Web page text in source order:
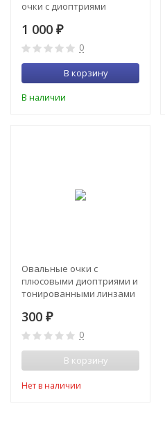
очки с диоптриями
1 000 ₽
0
В корзину
В наличии
Овальные очки с
плюсовыми диоптриями и
тонированными линзами
300 ₽
0
В корзину
Нет в наличии